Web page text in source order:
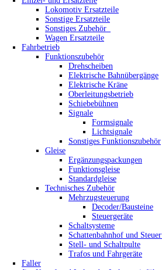
Lokomotiv Ersatzteile
Sonstige Ersatzteile
Sonstiges Zubehör_
Wagen Ersatzteile
Fahrbetrieb
Funktionszubehör
Drehscheiben
Elektrische Bahnübergänge
Elektrische Kräne
Oberleitungsbetrieb
Schiebebühnen
Signale
Formsignale
Lichtsignale
Sonstiges Funktionszubehör
Gleise
Ergänzungspackungen
Funktionsgleise
Standardgleise
Technisches Zubehör
Mehrzugsteuerung
Decoder/Bausteine
Steuergeräte
Schaltsysteme
Schattenbahnhof und
Stell- und Schaltpulte
Trafos und Fahrgeräte
Faller